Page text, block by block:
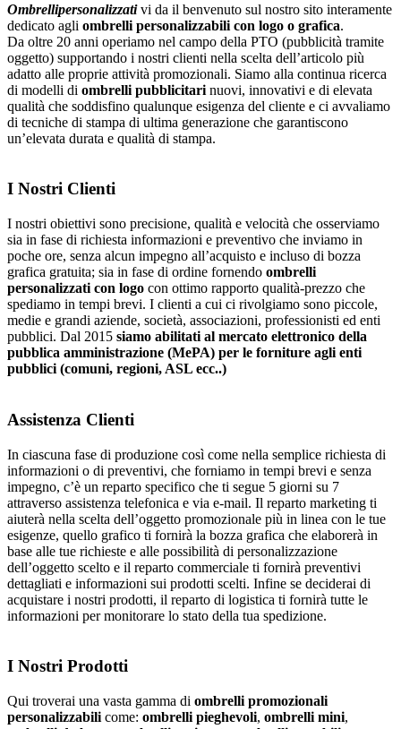
Ombrellipersonalizzativi da il benvenuto sul nostro sito interamente
dedicato agli ombrelli personalizzabili con logo o grafica.
Da oltre 20 anni operiamo nel campo della PTO (pubblicità tramite
oggetto) supportando i nostri clienti nella scelta dell’articolo più
adatto alle proprie attività promozionali. Siamo alla continua ricerca
di modelli di ombrelli pubblicitari nuovi, innovativi e di elevata
qualità che soddisfino qualunque esigenza del cliente e ci avvaliamo
di tecniche di stampa di ultima generazione che garantiscono
un’elevata durata e qualità di stampa.
I Nostri Clienti
I nostri obiettivi sono precisione, qualità e velocità che osserviamo
sia in fase di richiesta informazioni e preventivo che inviamo in
poche ore, senza alcun impegno all’acquisto e incluso di bozza
grafica gratuita; sia in fase di ordine fornendo ombrelli
personalizzati con logo con ottimo rapporto qualità-prezzo che
spediamo in tempi brevi. I clienti a cui ci rivolgiamo sono piccole,
medie e grandi aziende, società, associazioni, professionisti ed enti
pubblici. Dal 2015 siamo abilitati al mercato elettronico della
pubblica amministrazione (MePA) per le forniture agli enti
pubblici (comuni, regioni, ASL ecc..)
Assistenza Clienti
In ciascuna fase di produzione così come nella semplice richiesta di
informazioni o di preventivi, che forniamo in tempi brevi e senza
impegno, c’è un reparto specifico che ti segue 5 giorni su 7
attraverso assistenza telefonica e via e-mail. Il reparto marketing ti
aiuterà nella scelta dell’oggetto promozionale più in linea con le tue
esigenze, quello grafico ti fornirà la bozza grafica che elaborerà in
base alle tue richieste e alle possibilità di personalizzazione
dell’oggetto scelto e il reparto commerciale ti fornirà preventivi
dettagliati e informazioni sui prodotti scelti. Infine se deciderai di
acquistare i nostri prodotti, il reparto di logistica ti fornirà tutte le
informazioni per monitorare lo stato della tua spedizione.
I Nostri Prodotti
Qui troverai una vasta gamma di ombrelli promozionali
personalizzabili come: ombrelli pieghevoli, ombrelli mini,